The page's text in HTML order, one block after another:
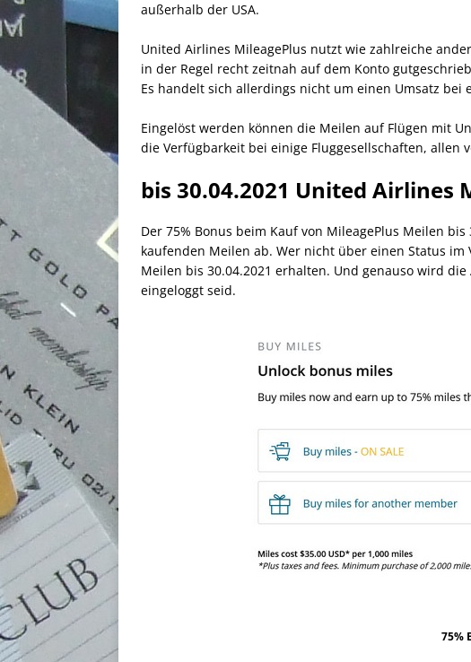
außerhalb der USA.
United Airlines MileagePlus nutzt wie zahlreiche
in der Regel recht zeitnah auf dem Konto
Es handelt sich allerdings nicht um einen Umsatz bei
Eingelöst werden können die Meilen auf Flügen mit
die Verfügbarkeit bei einige Fluggesellschaften, allen
bis 30.04.2021 United Airlines
Der 75% Bonus beim Kauf von MileagePlus Meilen
kaufenden Meilen ab. Wer nicht über einen Status
Meilen bis 30.04.2021 erhalten. Und genauso wird
eingeloggt seid.
75%